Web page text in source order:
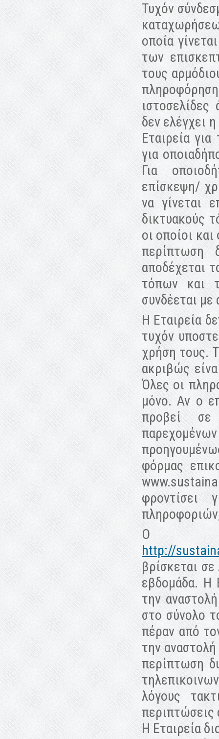
Τυχόν
οποία
των
τους
δεν ελέγχει
Εταιρεία
για
Για
επίσκεψη/
να γίνεται
δικτυακούς
οι οποίοι
περίπτωση
αποδέχεται
τόπων και
συνδέεται
H Εταιρεία
τυχόν
χρήση τους.
ακριβώς
Όλες οι
μόνο. Αν ο
προβεί σε
φόρμας
φροντίσει
Ο
http://
βρίσκεται
εβδομάδα. Η
την
στο σύνολο
πέραν από
την
περίπτωση
λόγους
Η Εταιρεία